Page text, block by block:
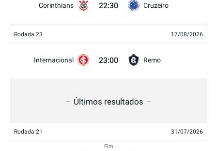
Corinthians 22:30 Cruzeiro
Rodada 23 17/08/2026
Internacional 23:00 Remo
Últimos resultados
Rodada 21 31/07/2026
Fim